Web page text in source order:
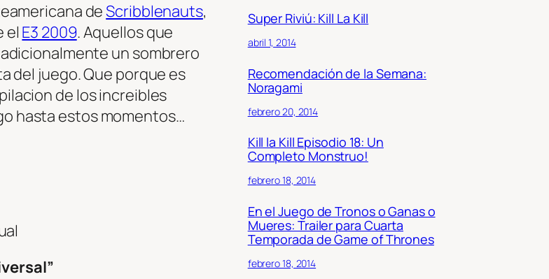
deScribblenauts,
el E3 2009. Aquellos que
un sombrero
del juego. Que porque es
de los increibles
hasta estos momentos…
Super Riviú: Kill La Kill
abril 1, 2014
Recomendación de la Semana:
Noragami
febrero 20, 2014
Kill la Kill Episodio 18: Un
Completo Monstruo!
febrero 18, 2014
En el Juego de Tronos o Ganas o
Mueres: Trailer para Cuarta
Temporada de Game of Thrones
febrero 18, 2014